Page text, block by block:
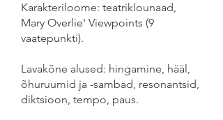
Karakteriloome: teatriklounaad,
Mary Overlie' Viewpoints (9
vaatepunkti).
Lavakõne alused: hingamine, hääl,
õhuruumid ja -sambad, resonantsid,
diktsioon, tempo, paus.